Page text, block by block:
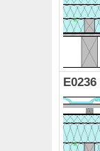
E0236